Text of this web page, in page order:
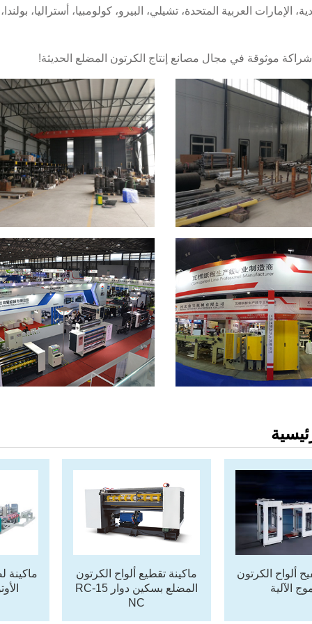
الإمارات العربية المتحدة، تشيلي، البيرو، كولومبيا، أستراليا،
شراكة موثوقة في مجال مصانع إنتاج الكرتون المضلع الحديثة!
ألواح الكرتون
الآلية
ماكينة تقطيع ألواح الكرتون
المضلع بسكين دوار RC-15
NC
ماكينة